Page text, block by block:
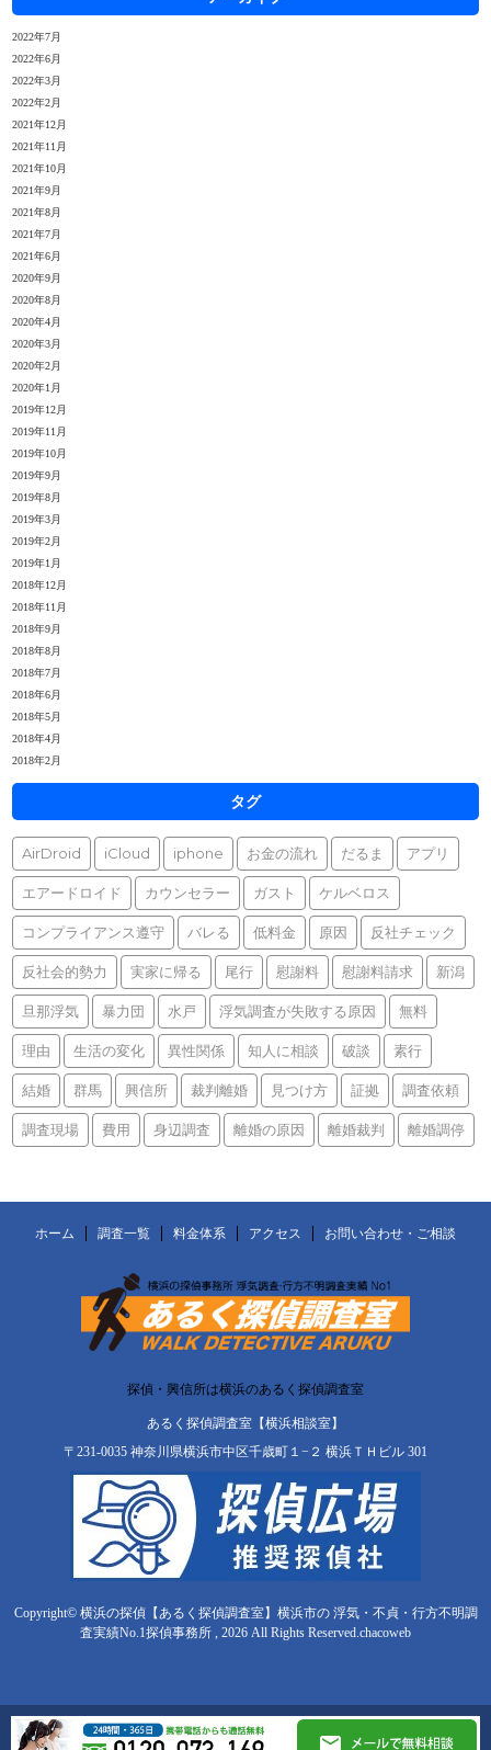
2022年7月
2022年6月
2022年3月
2022年2月
2021年12月
2021年11月
2021年10月
2021年9月
2021年8月
2021年7月
2021年6月
2020年9月
2020年8月
2020年4月
2020年3月
2020年2月
2020年1月
2019年12月
2019年11月
2019年10月
2019年9月
2019年8月
2019年3月
2019年2月
2019年1月
2018年12月
2018年11月
2018年9月
2018年8月
2018年7月
2018年6月
2018年5月
2018年4月
2018年2月
タグ
AirDroid iCloud iphone お金の流れ だるま アプリ
エアードロイド カウンセラー ガスト ケルベロス
コンプライアンス遵守 バレる 低料金 原因 反社チェック
反社会的勢力 実家に帰る 尾行 慰謝料 慰謝料請求 新潟
旦那浮気 暴力団 水戸 浮気調査が失敗する原因 無料
理由 生活の変化 異性関係 知人に相談 破談 素行
結婚 群馬 興信所 裁判離婚 見つけ方 証拠 調査依頼
調査現場 費用 身辺調査 離婚の原因 離婚裁判 離婚調停
ホーム 調査一覧 料金体系 アクセス お問い合わせ・ご相談
探偵・興信所は横浜のあるく探偵調査室
あるく探偵調査室【横浜相談室】
〒231-0035 神奈川県横浜市中区千歳町１−２ 横浜ＴＨビル 301
Copyright© 横浜の探偵【あるく探偵調査室】横浜市の 浮気・不貞・行方不明調
査実績No.1探偵事務所 , 2026 All Rights Reserved. chacoweb